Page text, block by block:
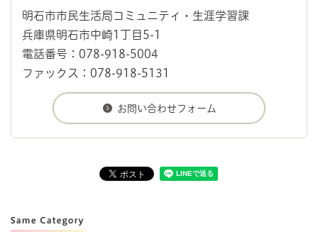
明石市市民生活局コミュニティ・生涯学習課
兵庫県明石市中崎1丁目5-1
電話番号：078-918-5004
ファックス：078-918-5131